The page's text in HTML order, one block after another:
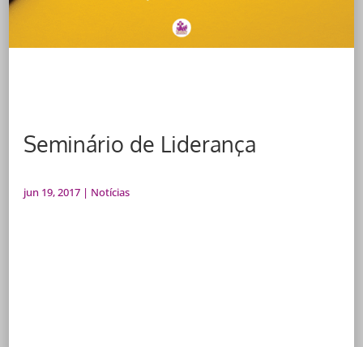
Seminário de Liderança
jun 19, 2017 | Notícias